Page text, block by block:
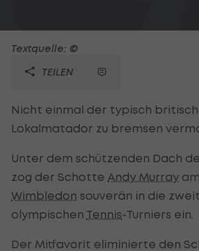
Textquelle: ©
TEILEN
Nicht einmal der typisch
Lokalmatador zu bremsen
Unter dem schützenden Dach
zog der Schotte Andy Murray
Wimbledon souverän in die
olympischen Tennis-Turniers ein.
Der Mitfavorit eliminierte den